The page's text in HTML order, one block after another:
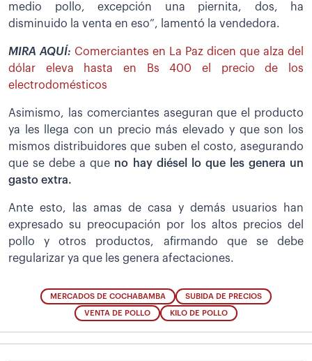
medio pollo, excepción una piernita, dos, ha
disminuido la venta en eso”, lamentó la vendedora.
MIRA AQUÍ: Comerciantes en La Paz dicen que alza del
dólar eleva hasta en Bs 400 el precio de los
electrodomésticos
Asimismo, las comerciantes aseguran que el producto
ya les llega con un precio más elevado y que son los
mismos distribuidores que suben el costo, asegurando
que se debe a que no hay diésel lo que les genera un
gasto extra.
Ante esto, las amas de casa y demás usuarios han
expresado su preocupación por los altos precios del
pollo y otros productos, afirmando que se debe
regularizar ya que les genera afectaciones.
MERCADOS DE COCHABAMBA SUBIDA DE PRECIOS
VENTA DE POLLO KILO DE POLLO